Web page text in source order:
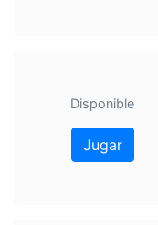
Disponible
Jugar